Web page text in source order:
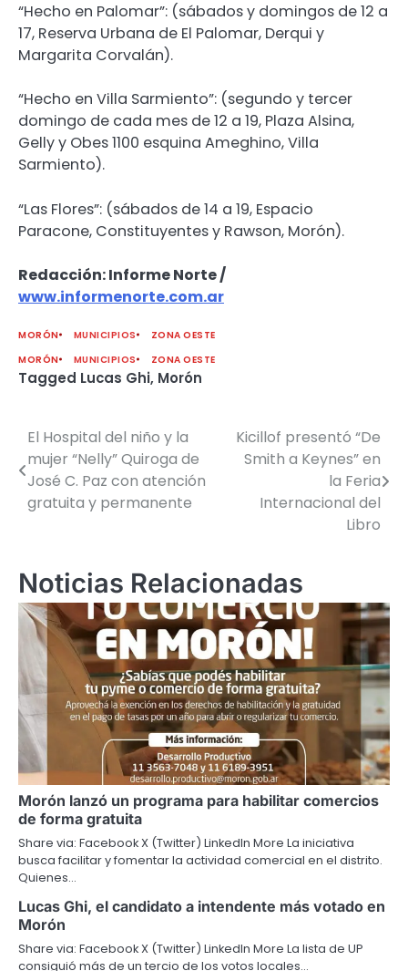
“Hecho en Palomar”: (sábados y domingos de 12 a
17, Reserva Urbana de El Palomar, Derqui y
Margarita Corvalán).
“Hecho en Villa Sarmiento”: (segundo y tercer
domingo de cada mes de 12 a 19, Plaza Alsina,
Gelly y Obes 1100 esquina Ameghino, Villa
Sarmiento).
“Las Flores”: (sábados de 14 a 19, Espacio
Paracone, Constituyentes y Rawson, Morón).
Redacción: Informe Norte /
www.informenorte.com.ar
MORÓN MUNICIPIOS
ZONA OESTE
MORÓN
MUNICIPIOS ZONA OESTE
Tagged Lucas Ghi, Morón
Navegación
de
entradas
El Hospital del niño y la
mujer “Nelly” Quiroga de
José C. Paz con atención
gratuita y permanente
Kicillof presentó “De
Smith a Keynes” en
la Feria
Internacional del
Libro
Noticias Relacionadas
Morón lanzó un programa para habilitar comercios
de forma gratuita
Share via: Facebook X (Twitter) LinkedIn More La iniciativa
busca facilitar y fomentar la actividad comercial en el distrito.
Quienes…
Lucas Ghi, el candidato a intendente más votado en
Morón
Share via: Facebook X (Twitter) LinkedIn More La lista de UP
consiguió más de un tercio de los votos locales…